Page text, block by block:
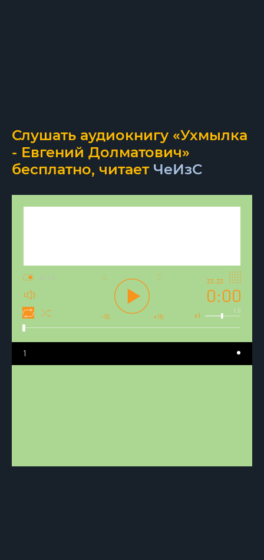
Слушать аудиокнигу «Ухмылка
- Евгений Долматович»
бесплатно, читает ЧеИзС
0:00
33:33
1.0
x1
-15 +15
AUTO
1